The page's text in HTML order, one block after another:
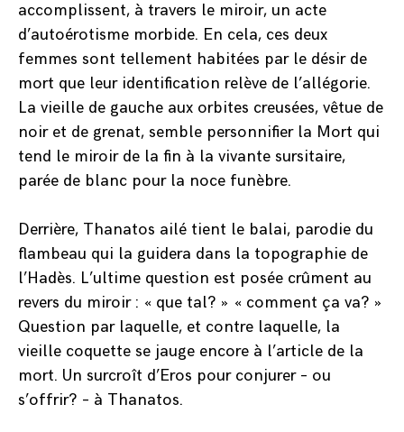
accomplissent, à travers le miroir, un acte
d’autoérotisme morbide. En cela, ces deux
femmes sont tellement habitées par le désir de
mort que leur identification relève de l’allégorie.
La vieille de gauche aux orbites creusées, vêtue de
noir et de grenat, semble personnifier la Mort qui
tend le miroir de la fin à la vivante sursitaire,
parée de blanc pour la noce funèbre.
Derrière, Thanatos ailé tient le balai, parodie du
flambeau qui la guidera dans la topographie de
l’Hadès. L’ultime question est posée crûment au
revers du miroir : « que tal? » « comment ça va? »
Question par laquelle, et contre laquelle, la
vieille coquette se jauge encore à l’article de la
mort. Un surcroît d’Eros pour conjurer – ou
s’offrir? – à Thanatos.